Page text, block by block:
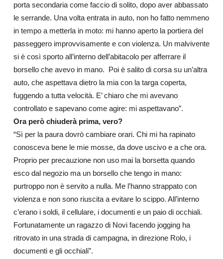
porta secondaria come faccio di solito, dopo aver abbassato
le serrande. Una volta entrata in auto, non ho fatto nemmeno
in tempo a metterla in moto: mi hanno aperto la portiera del
passeggero improvvisamente e con violenza. Un malvivente
si è così sporto all’interno dell’abitacolo per afferrare il
borsello che avevo in mano. Poi è salito di corsa su un’altra
auto, che aspettava dietro la mia con la targa coperta,
fuggendo a tutta velocità. E’ chiaro che mi avevano
controllato e sapevano come agire: mi aspettavano”.
Ora però chiuderà prima, vero?
“Sì per la paura dovrò cambiare orari. Chi mi ha rapinato
conosceva bene le mie mosse, da dove uscivo e a che ora.
Proprio per precauzione non uso mai la borsetta quando
esco dal negozio ma un borsello che tengo in mano:
purtroppo non è servito a nulla. Me l’hanno strappato con
violenza e non sono riuscita a evitare lo scippo. All’interno
c’erano i soldi, il cellulare, i documenti e un paio di occhiali.
Fortunatamente un ragazzo di Novi facendo jogging ha
ritrovato in una strada di campagna, in direzione Rolo, i
documenti e gli occhiali”.